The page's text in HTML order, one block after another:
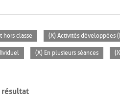
hors classe (X) Activités développées
(X) En plusieurs séances
résultat